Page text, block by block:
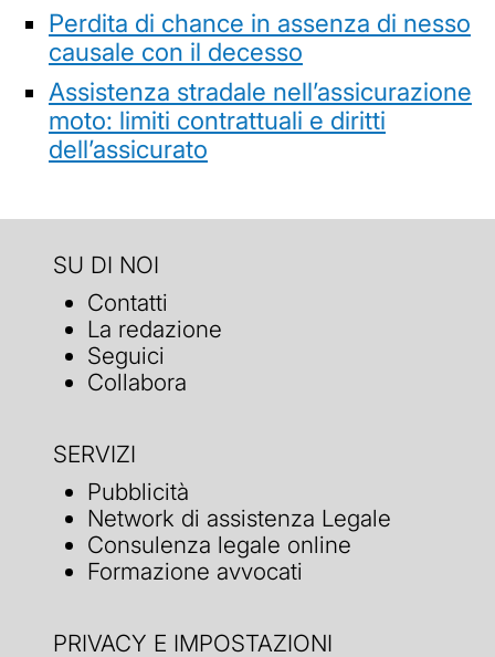
Perdita di chance in assenza di nesso
causale con il decesso
Assistenza stradale nell’assicurazione
moto: limiti contrattuali e diritti
dell’assicurato
SU DI NOI
Contatti
La redazione
Seguici
Collabora
SERVIZI
Pubblicità
Network di assistenza Legale
Consulenza legale online
Formazione avvocati
PRIVACY E IMPOSTAZIONI